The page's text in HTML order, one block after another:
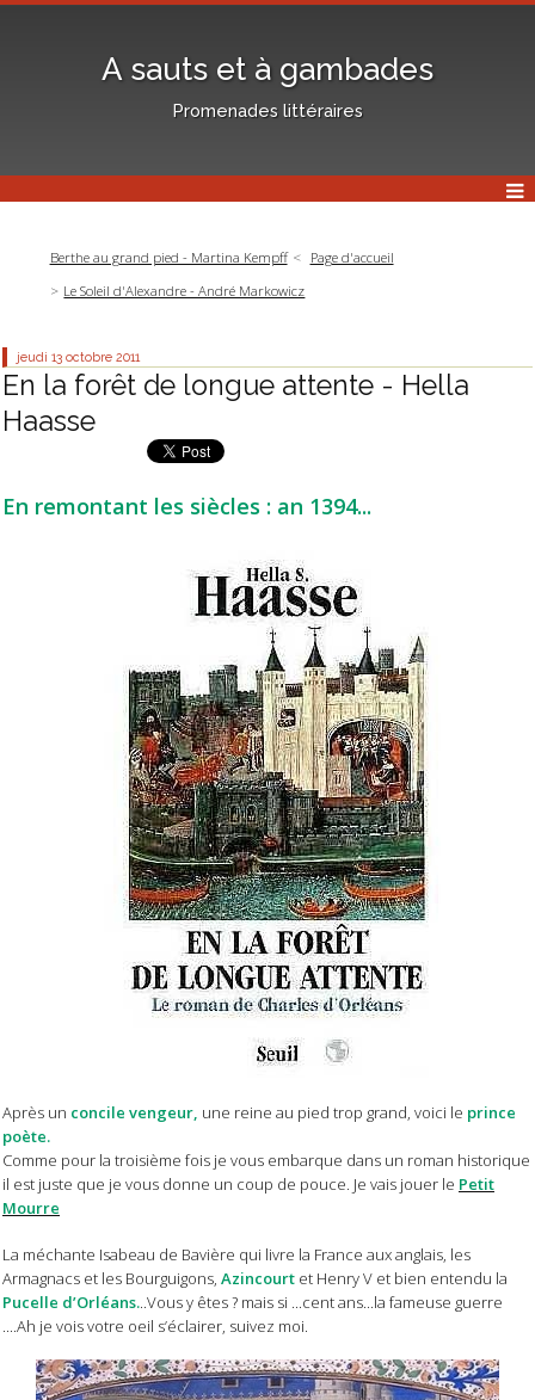
A sauts et à gambades
Promenades littéraires
Berthe au grand pied - Martina Kempff
Page d'accueil
Le Soleil d'Alexandre - André Markowicz
jeudi 13 octobre 2011
En la forêt de longue attente - Hella
Haasse
En remontant les siècles : an 1394...
Après un concile vengeur, une reine au pied trop grand, voici le prince
poète.
Comme pour la troisième fois je vous embarque dans un roman historique
il est juste que je vous donne un coup de pouce. Je vais jouer le Petit
Mourre
La méchante Isabeau de Bavière qui livre la France aux anglais, les
Armagnacs et les Bourguigons, Azincourt et Henry V et bien entendu la
Pucelle d’Orléans. ..Vous y êtes ? mais si ...cent ans...la fameuse guerre
....Ah je vois votre oeil s’éclairer, suivez moi.